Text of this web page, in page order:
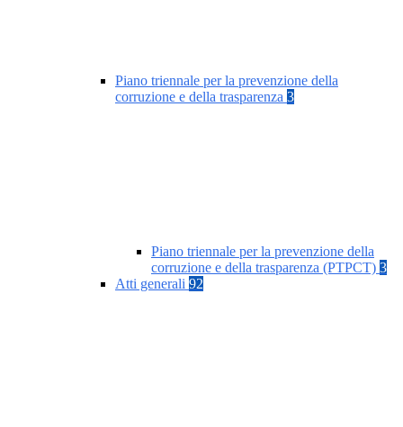
Piano triennale per la prevenzione della
corruzione e della trasparenza 3
Piano triennale per la prevenzione della
corruzione e della trasparenza (PTPCT) 3
Atti generali 92